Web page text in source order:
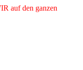
auf den ganzen